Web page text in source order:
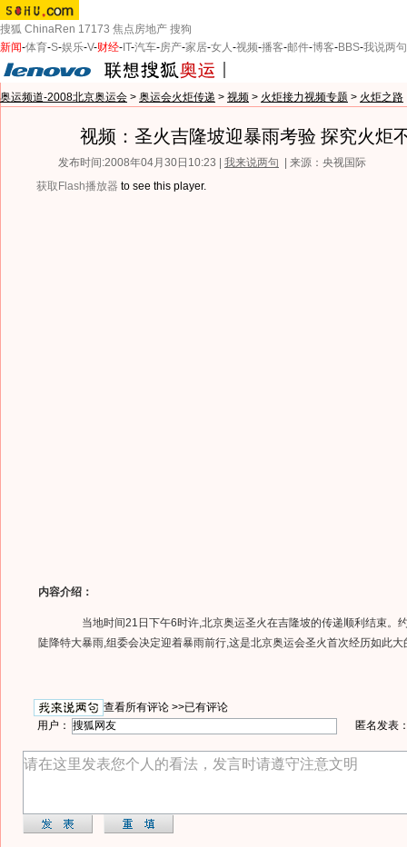
搜狐 ChinaRen 17173 焦点房地产 搜狗
新闻-体育-S-娱乐-V-财经- IT-汽车-房产-家居-女人-视频-播客-邮件-博客-BBS-我说两句
奥运频道-2008北京奥运会 > 奥运会火炬传递 > 视频 > 火炬接力视频专题 > 火炬之路
视频：圣火吉隆坡迎暴雨考验 探究火炬
发布时间:2008年04月30日10:23 | 我来说两句
| 来源：央视国际
获取Flash播放器 to see this player.
内容介绍：
当地时间21日下午6时许,北京奥运圣火在吉隆坡的传递顺利结束。
陡降特大暴雨,组委会决定迎着暴雨前行,这是北京奥运会圣火首次经历如此大
查看所有评论 >>已有评论
用户：
匿名发表